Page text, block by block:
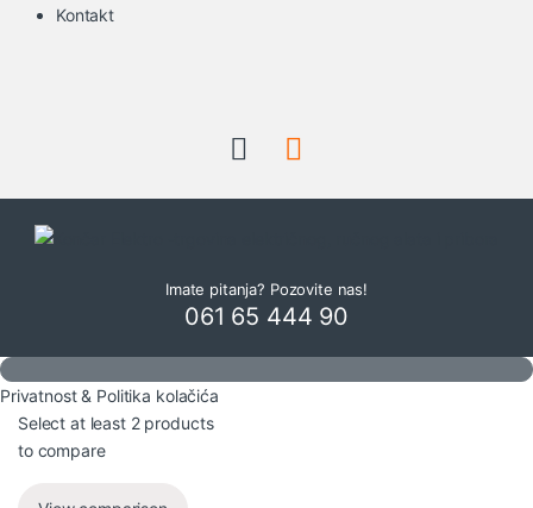
Kontakt
Imate pitanja? Pozovite nas!
061 65 444 90
Privatnost & Politika kolačića
Select at least 2 products
to compare